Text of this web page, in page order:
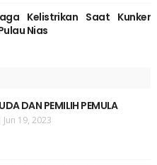
Kelistrikan Saat Kunker
Nias
DAN PEMILIH PEMULA
Jun 19, 2023